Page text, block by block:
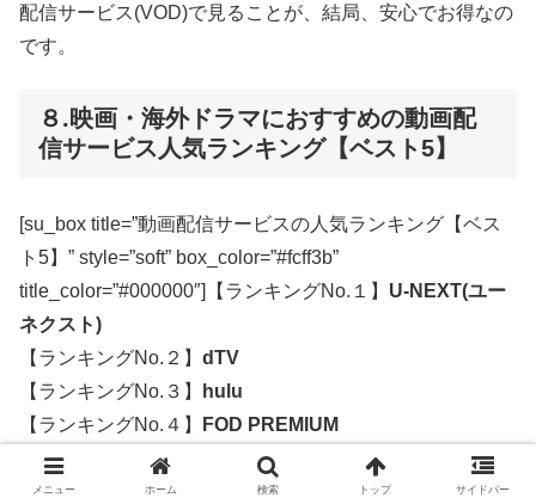
配信サービス(VOD)で見ることが、結局、安心でお得なの
です。
８.映画・海外ドラマにおすすめの動画配
信サービス人気ランキング【ベスト5】
[su_box title=”動画配信サービスの人気ランキング【ベス
ト5】” style=”soft” box_color=”#fcff3b”
title_color=”#000000″]【ランキングNo.１】 U-NEXT(ユー
ネクスト)
【ランキングNo.２】 dTV
【ランキングNo.３】
hulu
【ランキングNo.４】
FOD PREMIUM
【ランキングNo.５】
ビデオマーケット [/su_box]
メニュー ホーム 検索 トップ サイドバー